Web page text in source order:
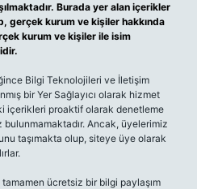
Burada yer alan içerikler
gerçek kurum ve kişiler hakkında
kurum ve kişiler ile isim
Bilgi Teknolojileri ve İletişim
bir Yer Sağlayıcı olarak hizmet
içerikleri proaktif olarak denetleme
Ancak, üyelerimiz
taşımakta olup, siteye üye olarak
ücretsiz bir bilgi paylaşım